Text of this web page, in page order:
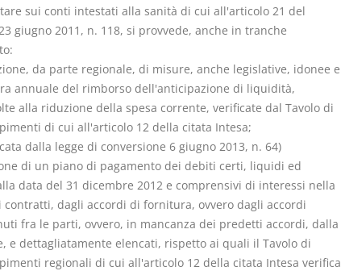
sui conti intestati alla sanità di cui all'articolo 21 del
giugno 2011, n. 118, si provvede, anche in tranche
da parte regionale, di misure, anche legislative, idonee e
annuale del rimborso dell'anticipazione di liquidità,
alla riduzione della spesa corrente, verificate dal Tavolo di
di cui all'articolo 12 della citata Intesa;
dalla legge di conversione 6 giugno 2013, n. 64)
di un piano di pagamento dei debiti certi, liquidi ed
data del 31 dicembre 2012 e comprensivi di interessi nella
contratti, dagli accordi di fornitura, ovvero dagli accordi
fra le parti, ovvero, in mancanza dei predetti accordi, dalla
e dettagliatamente elencati, rispetto ai quali il Tavolo di
regionali di cui all'articolo 12 della citata Intesa verifica